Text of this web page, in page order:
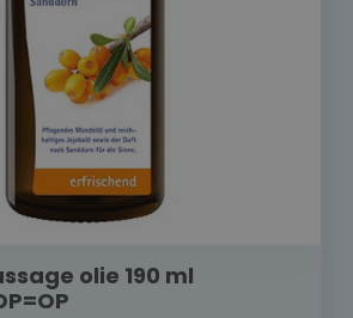
olie 190 ml